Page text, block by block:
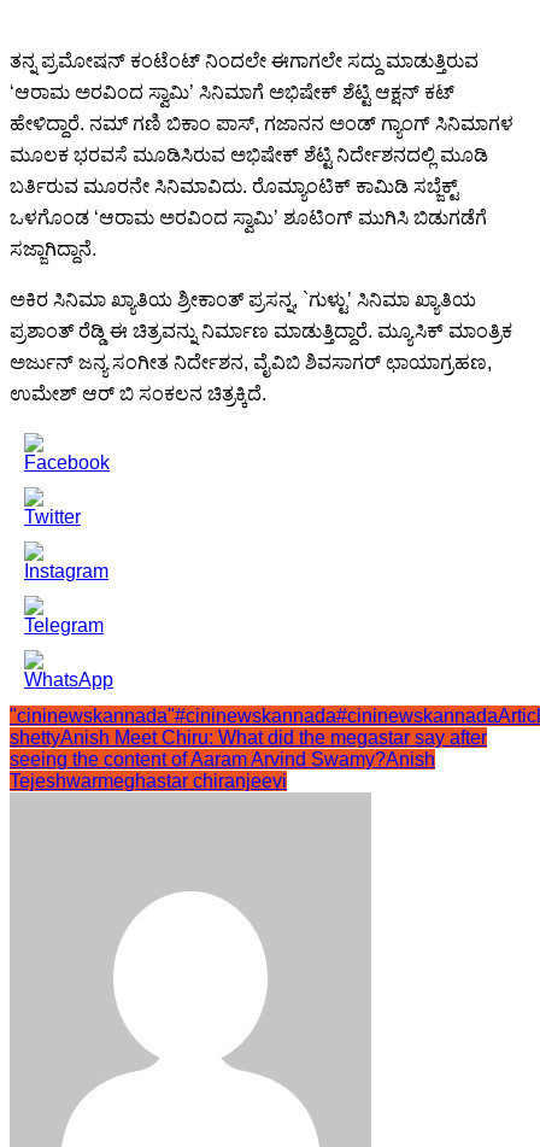
ತನ್ನ ಪ್ರಮೋಷನ್ ಕಂಟೆಂಟ್ ನಿಂದಲೇ ಈಗಾಗಲೇ ಸದ್ದು ಮಾಡುತ್ತಿರುವ
‘ಆರಾಮ ಅರವಿಂದ ಸ್ವಾಮಿ’ ಸಿನಿಮಾಗೆ ಅಭಿಷೇಕ್ ಶೆಟ್ಟಿ ಆಕ್ಷನ್ ಕಟ್
ಹೇಳಿದ್ದಾರೆ. ನಮ್ ಗಣಿ ಬಿಕಾಂ ಪಾಸ್, ಗಜಾನನ ಅಂಡ್ ಗ್ಯಾಂಗ್ ಸಿನಿಮಾಗಳ
ಮೂಲಕ ಭರವಸೆ ಮೂಡಿಸಿರುವ ಅಭಿಷೇಕ್ ಶೆಟ್ಟಿ ನಿರ್ದೇಶನದಲ್ಲಿ ಮೂಡಿ
ಬರ್ತಿರುವ ಮೂರನೇ ಸಿನಿಮಾವಿದು. ರೊಮ್ಯಾಂಟಿಕ್ ಕಾಮಿಡಿ ಸಬ್ಜೆಕ್ಟ್
ಒಳಗೊಂಡ ‘ಆರಾಮ ಅರವಿಂದ ಸ್ವಾಮಿ’ ಶೂಟಿಂಗ್ ಮುಗಿಸಿ ಬಿಡುಗಡೆಗೆ
ಸಜ್ಜಾಗಿದ್ದಾನೆ.
ಅಕಿರ ಸಿನಿಮಾ ಖ್ಯಾತಿಯ ಶ್ರೀಕಾಂತ್ ಪ್ರಸನ್ನ, `ಗುಳ್ಟು’ ಸಿನಿಮಾ ಖ್ಯಾತಿಯ
ಪ್ರಶಾಂತ್ ರೆಡ್ಡಿ ಈ ಚಿತ್ರವನ್ನು ನಿರ್ಮಾಣ ಮಾಡುತ್ತಿದ್ದಾರೆ. ಮ್ಯೂಸಿಕ್ ಮಾಂತ್ರಿಕ
ಅರ್ಜುನ್ ಜನ್ಯ ಸಂಗೀತ ನಿರ್ದೇಶನ, ವೈವಿಬಿ ಶಿವಸಾಗರ್ ಛಾಯಾಗ್ರಹಣ,
ಉಮೇಶ್ ಆರ್ ಬಿ ಸಂಕಲನ ಚಿತ್ರಕ್ಕಿದೆ.
"cininewskannada"#cininewskannada
shettyAnish Meet Chiru: What did the megastar say after
seeing the content of Aaram Arvind Swamy?Anish
Tejeshwarmeghastar chiranjeevi